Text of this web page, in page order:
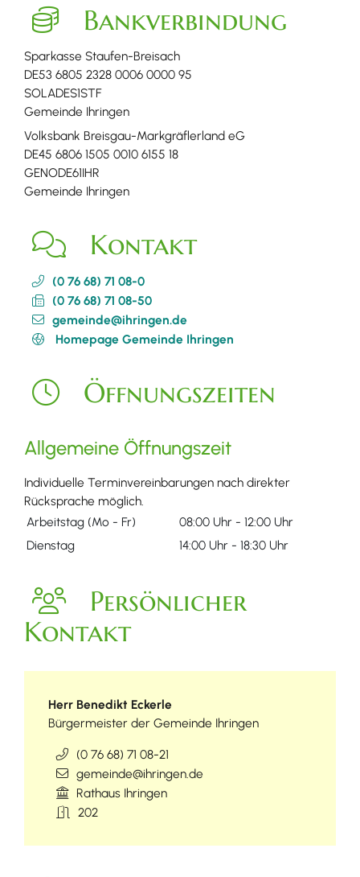
Bankverbindung
Sparkasse Staufen-Breisach
DE53 6805 2328 0006 0000 95
SOLADES1STF
Gemeinde Ihringen
Volksbank Breisgau-Markgräflerland eG
DE45 6806 1505 0010 6155 18
GENODE61IHR
Gemeinde Ihringen
Kontakt
(0 76 68) 71 08-0
(0 76 68) 71 08-50
gemeinde@ihringen.de
Homepage Gemeinde Ihringen
Öffnungszeiten
Allgemeine Öffnungszeit
Individuelle Terminvereinbarungen nach direkter
Rücksprache möglich.
Arbeitstag (Mo - Fr)
08:00 Uhr - 12:00 Uhr
Dienstag
14:00 Uhr - 18:30 Uhr
Persönlicher
Kontakt
Herr Benedikt Eckerle
Bürgermeister der Gemeinde Ihringen
(0 76 68) 71 08-21
gemeinde@ihringen.de
Rathaus Ihringen
202